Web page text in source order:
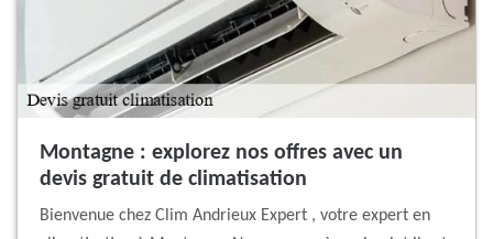
Montagne : explorez nos offres avec un
devis gratuit de climatisation
Bienvenue chez Clim Andrieux Expert , votre expert en